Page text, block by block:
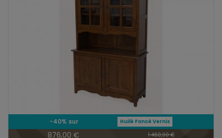
-40% sur Huilé Foncé Vernis
876,00 € 1 460,00 €